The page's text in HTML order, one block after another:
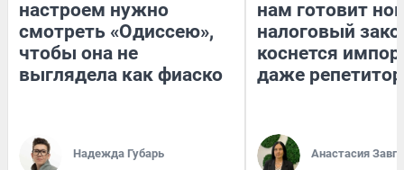
настроем нужно
смотреть «Одиссею»,
чтобы она не
выглядела как фиаско
Надежда Губарь
нам готовит
налоговый
коснется
даже
Анастасия